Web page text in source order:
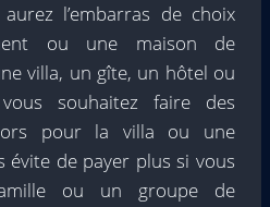
l’embarras de choix
ou une maison de
villa, un gîte, un hôtel ou
souhaitez faire des
pour la villa ou une
évite de payer plus si vous
ou un groupe de